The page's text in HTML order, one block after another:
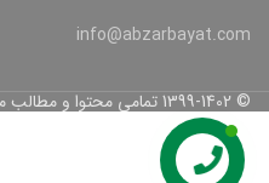
info@abzarbayat.com
© 1399-1402 تمامی محتوا و مطالب متعلق به ابزار بیات می باشد.
تماس با ما